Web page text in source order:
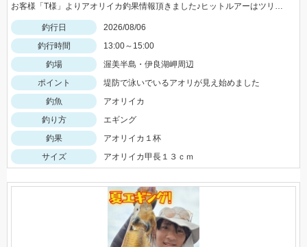
お客様「T様」よりアオリイカ釣果情報頂きました♪ヒットルアーはツリノTHEエギの２．５サイズ。5杯ほど泳いでいるイカも目撃、バラシもあったそうです。今後は三河湾内にもどんどん入ってきそうですね！
釣行日
2026/08/06
釣行時間
13:00～15:00
釣場
渥美半島・伊良湖岬周辺
ポイント
堤防で泳いでいるアオリが見え始めました
釣魚
アオリイカ
釣り方
エギング
釣果
アオリイカ１杯
サイズ
アオリイカ甲長１３ｃｍ